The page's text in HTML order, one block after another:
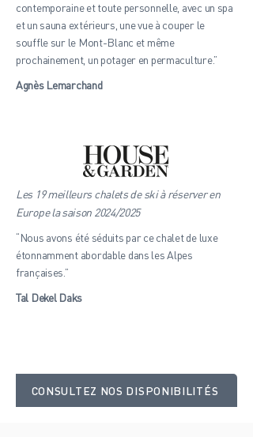
contemporaine et toute personnelle, avec un spa
et un sauna extérieurs, une vue à couper le
souffle sur le Mont-Blanc et même
prochainement, un potager en permaculture.”
Agnès Lemarchand
Les 19 meilleurs chalets de ski à réserver en
Europe la saison 2024/2025
“Nous avons été séduits par ce chalet de luxe
étonnamment abordable dans les Alpes
françaises.”
Tal Dekel Daks
CONSULTEZ NOS DISPONIBILITÉS